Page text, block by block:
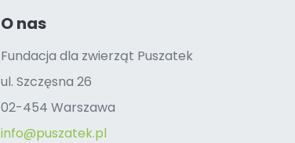
O nas
Fundacja dla zwierząt Puszatek
ul. Szczęsna 26
02-454 Warszawa
info@puszatek.pl